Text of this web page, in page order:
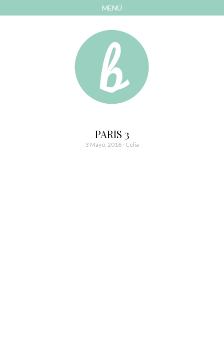
MENÚ
Bonitismos
PARIS 3
3 Mayo, 2016- Celia